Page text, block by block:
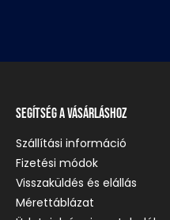
Segítség a vásárláshoz
Szállítási információ
Fizetési módok
Visszaküldés és elállás
Mérettáblázat